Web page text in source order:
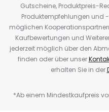
Gutscheine, Produktpreis-
Produktempfehlungen und
möglichen
Kaufbewertungen und
jederzeit möglich über den
finden oder über unser
erhalten Sie in der
*Ab einem Mindestkaufpreis